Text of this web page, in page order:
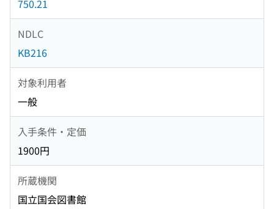
750.21
NDLC
KB216
対象利用者
一般
入手条件・定価
1900円
所蔵機関
国立国会図書館